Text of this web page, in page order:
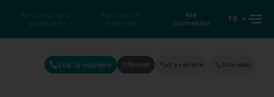
Rechercher un
particulier
Recherche
inversée
Me
connecter
FR
Voir le numéro Email S'y rendre Site web